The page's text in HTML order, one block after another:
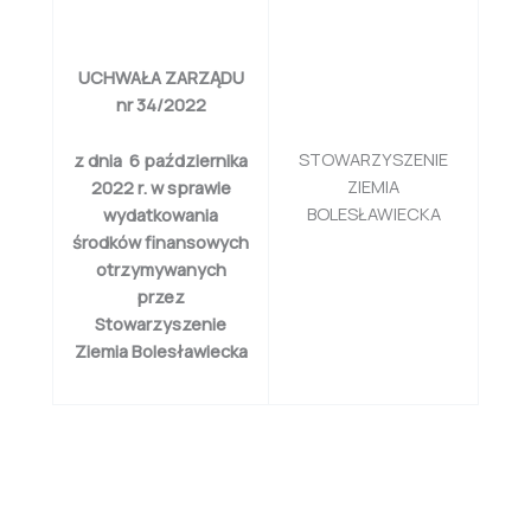
UCHWAŁA ZARZĄDU
nr 34/2022
z dnia 6 października
2022 r. w sprawie
wydatkowania
środków finansowych
otrzymywanych
przez
Stowarzyszenie
Ziemia Bolesławiecka
STOWARZYSZENIE
ZIEMIA
BOLESŁAWIECKA